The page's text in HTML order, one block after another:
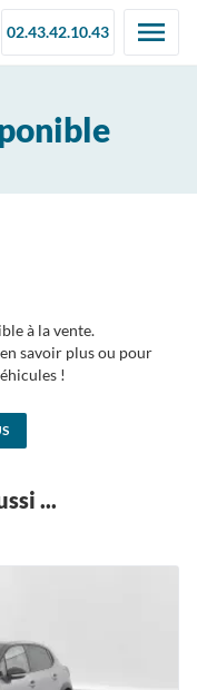
02.43.42.10.43
à la vente.
savoir plus ou pour
!
...